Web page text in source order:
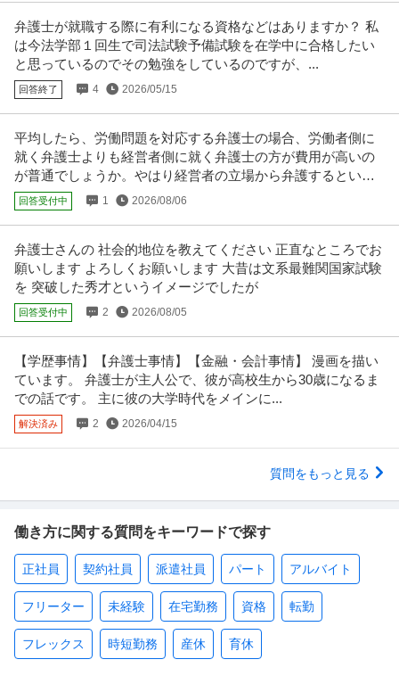
弁護士が就職する際に有利になる資格などはありますか？ 私
は今法学部１回生で司法試験予備試験を在学中に合格したい
と思っているのでその勉強をしているのですが、...
回答終了 4 2026/05/15
平均したら、労働問題を対応する弁護士の場合、労働者側に
就く弁護士よりも経営者側に就く弁護士の方が費用が高いの
が普通でしょうか。やはり経営者の立場から弁護するという
のは難しいのでしょうか。
回答受付中 1 2026/08/06
弁護士さんの 社会的地位を教えてください 正直なところでお
願いします よろしくお願いします 大昔は文系最難関国家試験
を 突破した秀才というイメージでしたが
回答受付中 2 2026/08/05
【学歴事情】【弁護士事情】【金融・会計事情】 漫画を描い
ています。 弁護士が主人公で、彼が高校生から30歳になるま
での話です。 主に彼の大学時代をメインに...
解決済み 2 2026/04/15
質問をもっと見る
働き方に関する質問をキーワードで探す
正社員 契約社員 派遣社員 パート アルバイト
フリーター 未経験 在宅勤務 資格 転勤
フレックス 時短勤務 産休 育休